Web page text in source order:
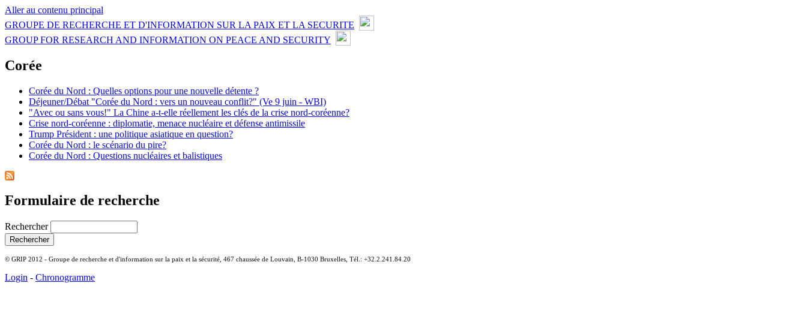
Aller au contenu principal
GROUPE DE RECHERCHE ET D'INFORMATION SUR LA PAIX ET LA SECURITE
GROUP FOR RESEARCH AND INFORMATION ON PEACE AND SECURITY
Corée
Corée du Nord : Quelles options pour une nouvelle détente ?
Déjeuner/Débat "Corée du Nord : vers un nouveau conflit?" (Ve 9 juin - WBI)
"Avec ou sans vous!" La Chine a-t-elle réellement les clés de la crise nord-coréenne?
Crise nord-coréenne : diplomatie, menace nucléaire et défense antimissile
Trump Président : une politique asiatique en question?
Corée du Nord : le scénario du pire?
Corée du Nord : Questions nucléaires et balistiques
Formulaire de recherche
Rechercher
© GRIP 2012 - Groupe de recherche et d'information sur la paix et la sécurité, 467 chaussée de Louvain, B-1030 Bruxelles, Tél.: +32.2.241.84.20
Login - Chronogramme